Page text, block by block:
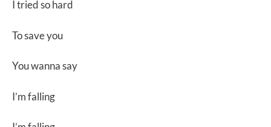
I tried so hard
To save you
You wanna say
I’m falling